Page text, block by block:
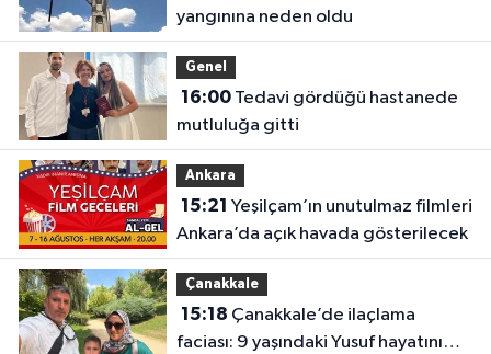
yangınına neden oldu
Genel
16:00Tedavi gördüğü hastanede
mutluluğa gitti
Ankara
15:21
Ankara’da açık havada gösterilecek
Çanakkale
15:18
faciası: 9 yaşındaki Yusuf hayatını